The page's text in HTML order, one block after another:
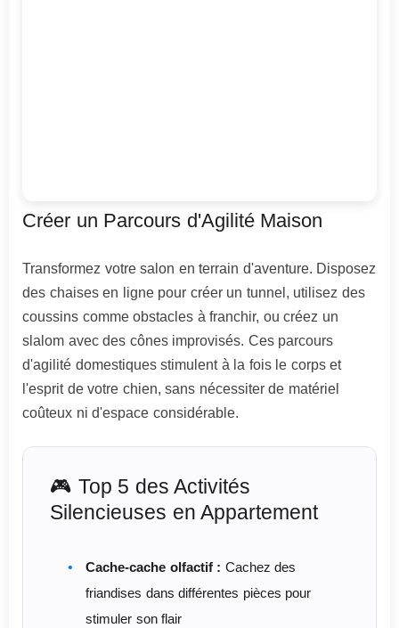
Créer un Parcours d'Agilité Maison
Transformez votre salon en terrain d'aventure. Disposez
des chaises en ligne pour créer un tunnel, utilisez des
coussins comme obstacles à franchir, ou créez un
slalom avec des cônes improvisés. Ces parcours
d'agilité domestiques stimulent à la fois le corps et
l'esprit de votre chien, sans nécessiter de matériel
coûteux ni d'espace considérable.
🎮 Top 5 des Activités
Silencieuses en Appartement
Cache-cache olfactif : Cachez des
friandises dans différentes pièces pour
stimuler son flair